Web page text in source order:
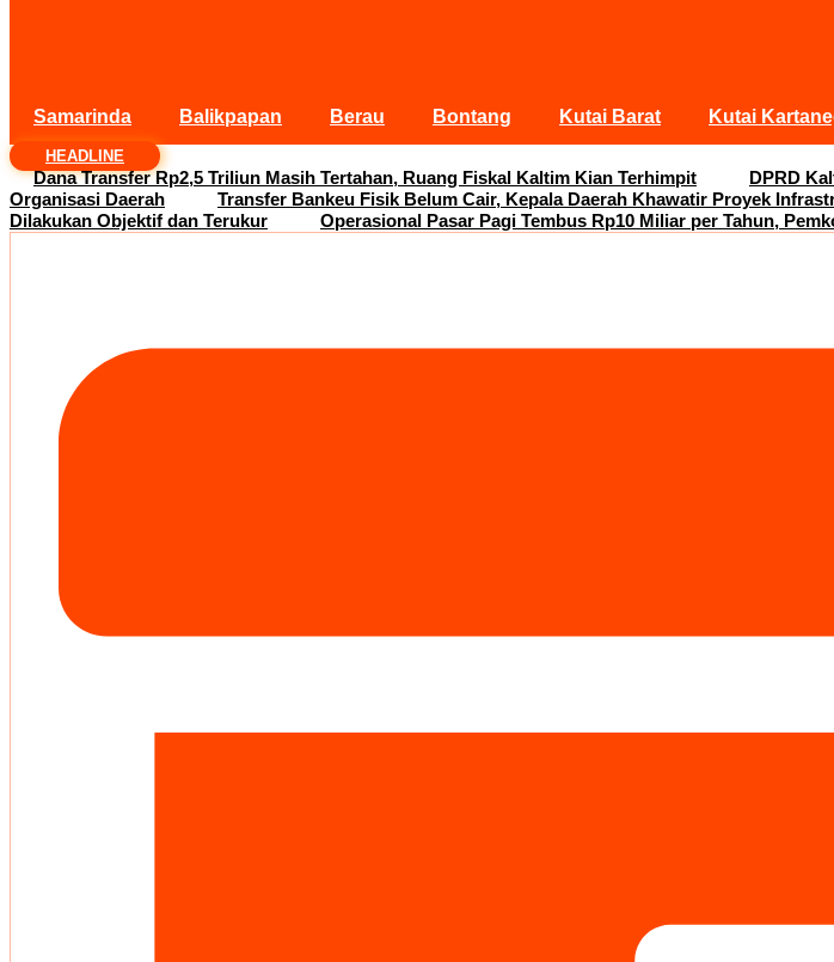
Samarinda Balikpapan Berau Bontang Kutai Barat Kutai
HEADLINE
Dana Transfer Rp2,5 Triliun Masih Tertahan, Ruang Fiskal Kaltim Kian Terhimpit
DPRD
Organisasi Daerah
Transfer Bankeu Fisik Belum Cair, Kepala Daerah Khawatir Proyek
Dilakukan Objektif dan Terukur
Operasional Pasar Pagi Tembus Rp10 Miliar per Tahun,